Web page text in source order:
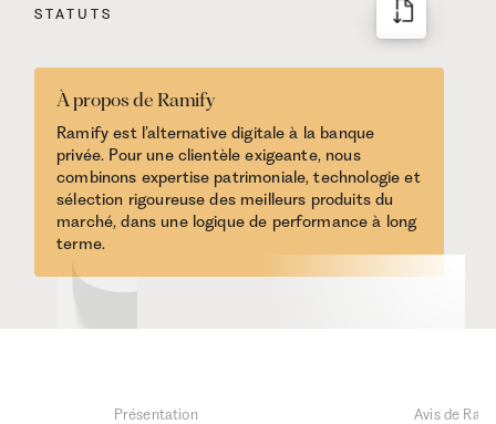
STATUTS
À propos de Ramify
Ramify est l’alternative digitale à la banque
privée. Pour une clientèle exigeante, nous
combinons expertise patrimoniale, technologie et
sélection rigoureuse des meilleurs produits du
marché, dans une logique de performance à long
terme.
Présentation Avis de